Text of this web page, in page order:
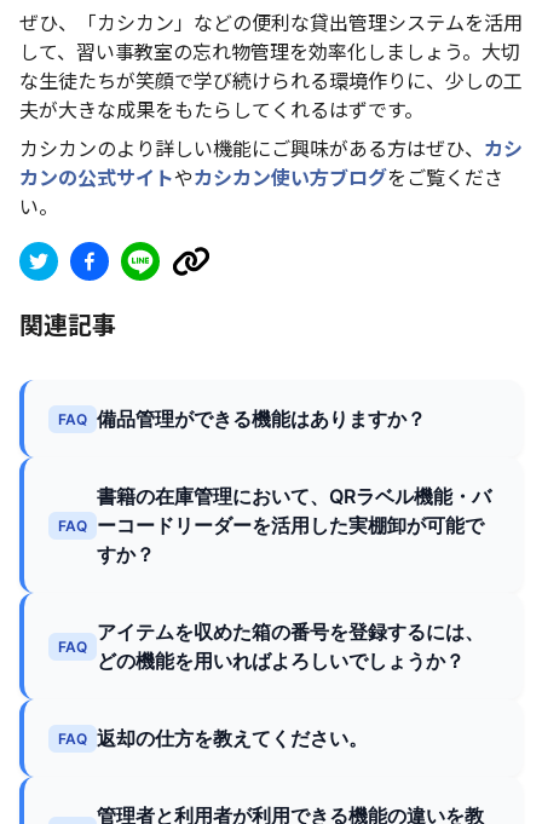
ぜひ、「カシカン」などの便利な貸出管理システムを活用
して、習い事教室の忘れ物管理を効率化しましょう。大切
な生徒たちが笑顔で学び続けられる環境作りに、少しの工
夫が大きな成果をもたらしてくれるはずです。
カシカンのより詳しい機能にご興味がある方はぜひ、 カシ
カンの公式サイトやカシカン使い方ブログをご覧くださ
い。
関連記事
FAQ 備品管理ができる機能はありますか？
FAQ
書籍の在庫管理において、QRラベル機能・バ
ーコードリーダーを活用した実棚卸が可能で
すか？
FAQ
アイテムを収めた箱の番号を登録するには、
どの機能を用いればよろしいでしょうか？
FAQ 返却の仕方を教えてください。
管理者と利用者が利用できる機能の違いを教